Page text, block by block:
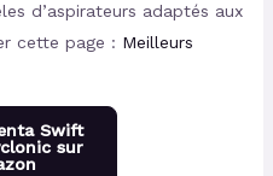
d’aspirateurs adaptés aux
cette page : Meilleurs
Swift
sur